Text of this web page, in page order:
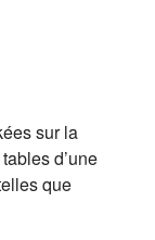
sur la
d’une
que